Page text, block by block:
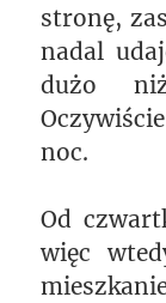
stronę,
nadal
dużo
noc.
Od
więc